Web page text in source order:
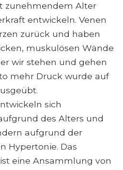
zunehmendem Alter
entwickeln. Venen
zurück und haben
muskulösen Wände
wir stehen und gehen
mehr Druck wurde auf
sich
des Alters und
aufgrund der
Hypertonie. Das
eine Ansammlung von